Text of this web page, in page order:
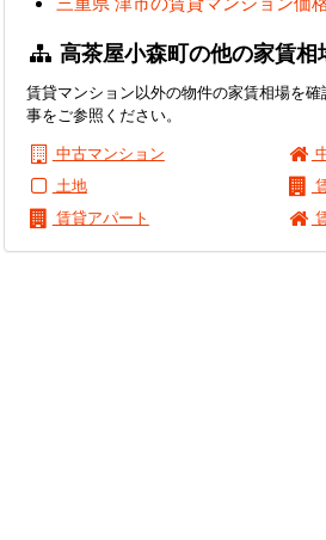
高茶屋小森町の他の家賃相
賃貸マンション以外の物件の家賃相場を
事をご参照ください。
中古マンション
土地
賃貸アパート